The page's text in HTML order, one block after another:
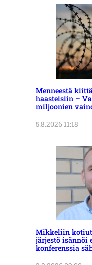
Menneestä
haasteisiin –
miljoonien
5.8.2026 11:18
Mikkeliin
järjestö isännöi
konferenssia